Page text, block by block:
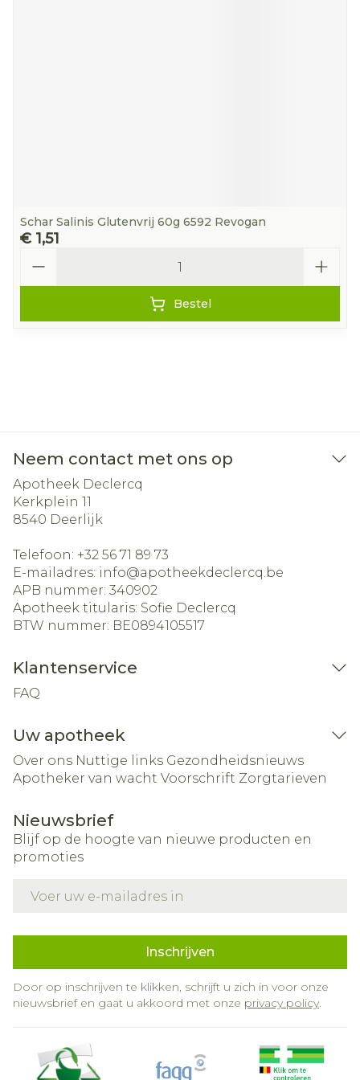
Schar Salinis Glutenvrij 60g 6592 Revogan
€ 1,51
Bestel
Neem contact met ons op
Apotheek Declercq
Kerkplein 11
8540 Deerlijk
Telefoon: +32 56 71 89 73
E-mailadres: info@apotheekdeclercq.be
APB nummer: 340902
Apotheek titularis: Sofie Declercq
BTW nummer: BE0894105517
Klantenservice
FAQ
Uw apotheek
Over ons Nuttige links Gezondheidsnieuws
Apotheker van wacht Voorschrift Zorgtarieven
Nieuwsbrief
Blijf op de hoogte van nieuwe producten en
promoties
Inschrijven
Door op inschrijven te klikken, schrijft u zich in voor onze
nieuwsbrief en gaat u akkoord met onze privacy policy.